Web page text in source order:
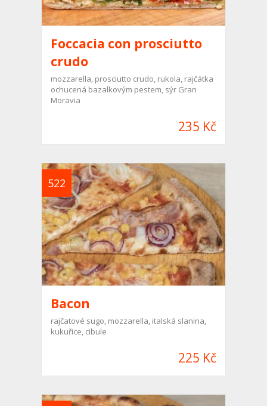
Foccacia con prosciutto
crudo
mozzarella, prosciutto crudo, rukola, rajčátka
ochucená bazalkovým pestem, sýr Gran
Moravia
235 Kč
522
Bacon
rajčatové sugo, mozzarella, italská slanina,
kukuřice, cibule
225 Kč